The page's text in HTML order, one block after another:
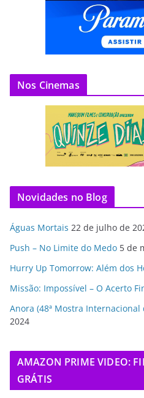
Nos Cinemas
Novidades no Blog
Águas Mortais 22 de julho de
Push – No Limite do Medo 5 de
Hurry Up Tomorrow: Além dos
Missão: Impossível – O Acerto
Anora (48ª Mostra Internacional
2024
AMAZON PRIME VIDEO:
GRÁTIS